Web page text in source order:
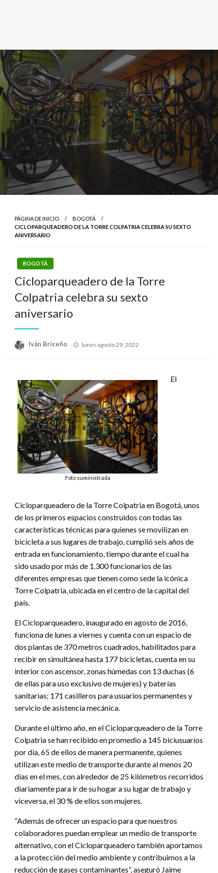
PÁGINA DE INICIO
BOGOTÁ
CICLOPARQUEADERO DE LA TORRE COLPATRIA CELEBRA SU SEXTO
ANIVERSARIO
BOGOTÁ
Cicloparqueadero de la Torre
Colpatria celebra su sexto
aniversario
Iván Briceño
Publicado
lunes agosto 29, 2022
Foto suministrada
El
Cicloparqueadero de la Torre Colpatria en Bogotá, unos
de los primeros espacios construidos con todas las
características técnicas para quienes se movilizan en
bicicleta a sus lugares de trabajo, cumplió seis años de
entrada en funcionamiento, tiempo durante el cual ha
sido usado por más de 1.300 funcionarios de las
diferentes empresas que tienen como sede la icónica
Torre Colpatria, ubicada en el centro de la capital del
país.
El Cicloparqueadero, inaugurado en agosto de 2016,
funciona de lunes a viernes y cuenta con un espacio de
dos plantas de 370 metros cuadrados, habilitados para
recibir en simultánea hasta 177 bicicletas, cuenta en su
interior con ascensor, zonas húmedas con 13 duchas (6
de ellas para uso exclusivo de mujeres) y baterías
sanitarias; 171 casilleros para usuarios permanentes y
servicio de asistencia mecánica.
Durante el último año, en el Cicloparqueadero de la Torre
Colpatria se han recibido en promedio a 145 biciusuarios
por día, 65 de ellos de manera permanente, quienes
utilizan este medio de transporte durante al menos 20
días en el mes, con alrededor de 25 kilómetros recorridos
diariamente para ir de su hogar a su lugar de trabajo y
viceversa, el 30 % de ellos son mujeres.
“Además de ofrecer un espacio para que nuestros
colaboradores puedan emplear un medio de transporte
alternativo, con el Cicloparqueadero también aportamos
a la protección del medio ambiente y contribuimos a la
reducción de gases contaminantes”, aseguró Jaime